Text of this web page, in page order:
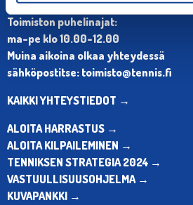
Puh. 010 574 3959
Toimiston puhelinajat:
ma-pe klo 10.00-12.00
Muina aikoina olkaa yhteydessä
sähköpostitse: toimisto@tennis.fi
KAIKKI YHTEYSTIEDOT →
ALOITA HARRASTUS →
ALOITA KILPAILEMINEN →
TENNIKSEN STRATEGIA 2024 →
VASTUULLISUUSOHJELMA →
KUVAPANKKI →